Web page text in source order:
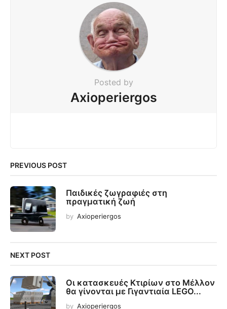
Posted by
Axioperiergos
PREVIOUS POST
Παιδικές ζωγραφιές στη
πραγματική ζωή
by Axioperiergos
NEXT POST
Οι κατασκευές Κτιρίων στο Μέλλον
θα γίνονται με Γιγαντιαία LEGO...
by Axioperiergos